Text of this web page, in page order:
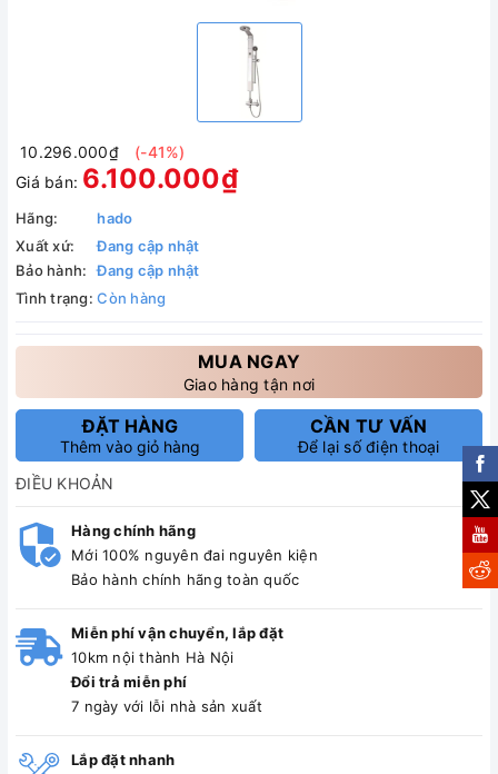
10.296.000₫
(-41%)
Giá bán: 6.100.000₫
Hãng:
hado
Xuất xứ:
Đang cập nhật
Bảo hành:
Đang cập nhật
Tình trạng: Còn hàng
MUA NGAY
Giao hàng tận nơi
ĐẶT HÀNG
Thêm vào giỏ hàng
CẦN TƯ VẤN
Để lại số điện thoại
ĐIỀU KHOẢN
Hàng chính hãng
Mới 100% nguyên đai nguyên kiện
Bảo hành chính hãng toàn quốc
Miễn phí vận chuyển, lắp đặt
10km nội thành Hà Nội
Đổi trả miễn phí
7 ngày với lỗi nhà sản xuất
Lắp đặt nhanh